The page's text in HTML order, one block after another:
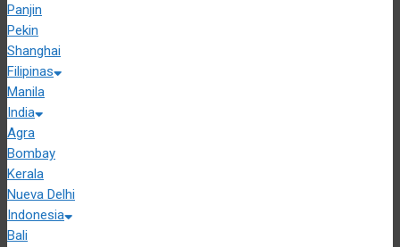
Panjin
Pekin
Shanghai
Filipinas
Manila
India
Agra
Bombay
Kerala
Nueva Delhi
Indonesia
Bali